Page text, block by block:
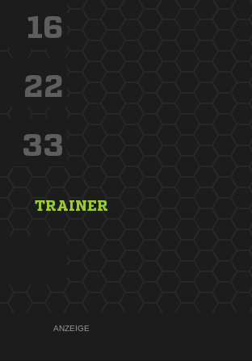
16
22
33
TRAINER
ANZEIGE